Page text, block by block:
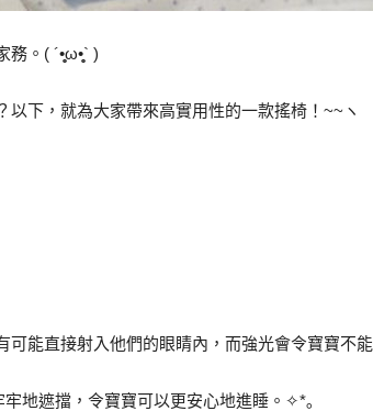
。( ´•̥̥̥ω•̥̥̥` )
下，就為大家帶來高實用性的一款搖椅！~~ヽ
能直接射入他們的眼睛內，而強光會令寶寶不能
地遮擋，令寶寶可以更安心地進睡。✧*｡